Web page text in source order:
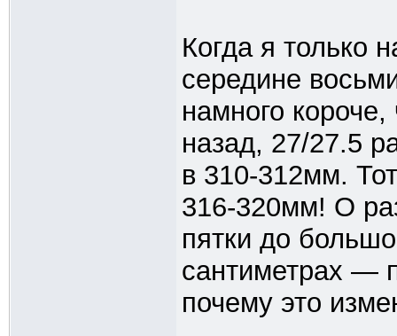
Когда я только
середине
намного
назад, 27/27.5
в 310-312мм.
316-320мм! О
пятки до
сантиметрах —
почему это